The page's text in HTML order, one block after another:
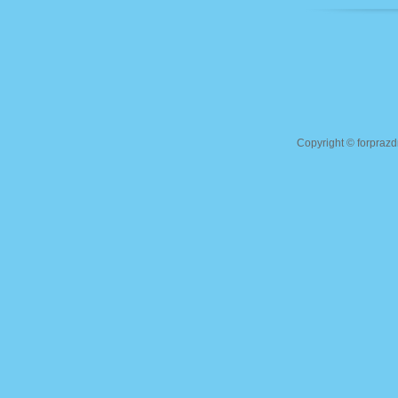
Copyright ©